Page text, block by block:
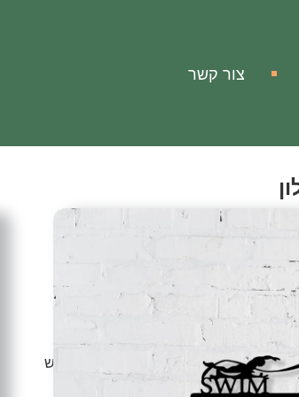
צור קשר
בתצוגה עם ההשגים והגאווה ולא
אותן במקום נוכח ובולט שיזכיר לכם ברגש